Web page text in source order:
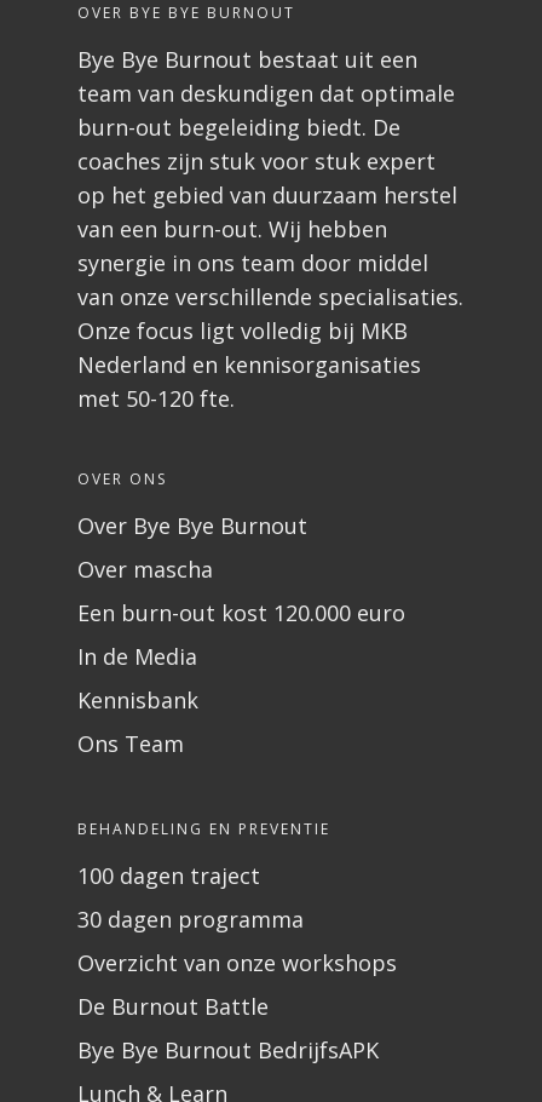
OVER BYE BYE BURNOUT
Bye Bye Burnout bestaat uit een
team van deskundigen dat optimale
burn-out begeleiding biedt. De
coaches zijn stuk voor stuk expert
op het gebied van duurzaam herstel
van een burn-out. Wij hebben
synergie in ons team door middel
van onze verschillende specialisaties.
Onze focus ligt volledig bij MKB
Nederland en kennisorganisaties
met 50-120 fte.
OVER ONS
Over Bye Bye Burnout
Over mascha
Een burn-out kost 120.000 euro
In de Media
Kennisbank
Ons Team
BEHANDELING EN PREVENTIE
100 dagen traject
30 dagen programma
Overzicht van onze workshops
De Burnout Battle
Bye Bye Burnout BedrijfsAPK
Lunch & Learn